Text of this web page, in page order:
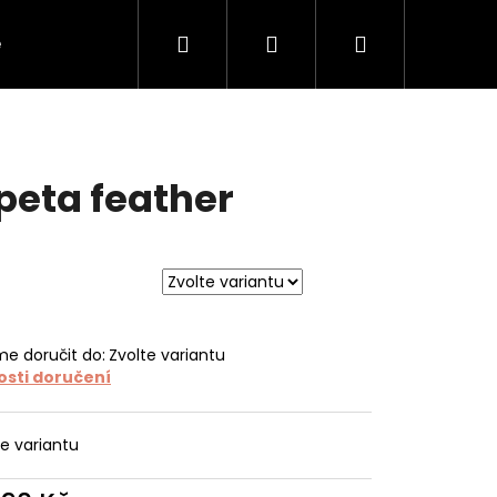
Kontakt
Hledat PřihlášeníNákupní
feather
doručit do: Zvolte variantu
doručení
variantu